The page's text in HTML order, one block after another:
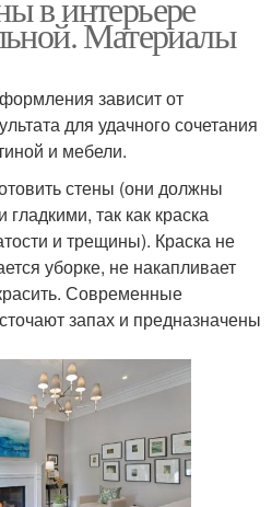
Материалы
зависит от
для удачного сочетания
и мебели.
стены (они должны
так как краска
и трещины). Краска не
уборке, не накапливает
Современные
запах и предназначены